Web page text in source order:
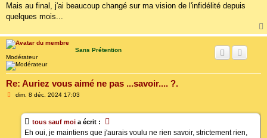
Mais au final, j'ai beaucoup changé sur ma vision de l'infidélité depuis
quelques mois...
Sans Prétention
Modérateur
Re: Auriez vous aimé ne pas ...savoir.... ?.
Mdim. 8 déc. 2024 17:03
tous sauf moi a écrit :
Eh oui, je maintiens que j'aurais voulu ne rien savoir, strictement rien,